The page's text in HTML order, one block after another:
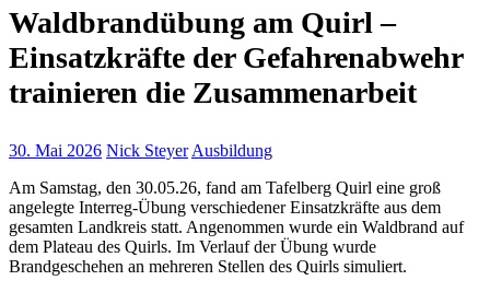
Waldbrandübung am Quirl –
Einsatzkräfte der Gefahrenabwehr
trainieren die Zusammenarbeit
30. Mai 2026 Nick Steyer Ausbildung
Am Samstag, den 30.05.26, fand am Tafelberg Quirl eine groß
angelegte Interreg-Übung verschiedener Einsatzkräfte aus dem
gesamten Landkreis statt. Angenommen wurde ein Waldbrand auf
dem Plateau des Quirls. Im Verlauf der Übung wurde
Brandgeschehen an mehreren Stellen des Quirls simuliert.